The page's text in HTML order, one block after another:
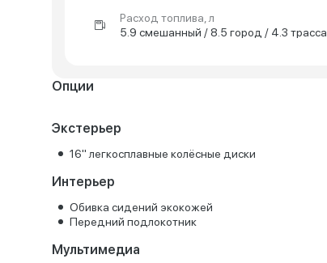
Расход топлива, л
5.9 смешанный / 8.5 город / 4.3 трасса
Опции
Экстерьер
16" легкосплавные колёсные диски
Интерьер
Обивка сидений экокожей
Передний подлокотник
Мультимедиа